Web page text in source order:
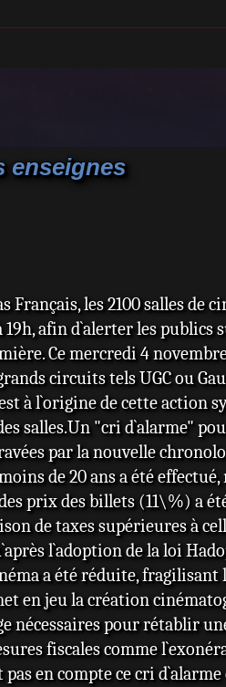
enseignes
les 2100 salles de
afin d`alerter les
Ce mercredi 4 novembre,
circuits tels UGC ou
à l`origine de cette
salles.Un "cri d`alarme"
par la nouvelle
de 20 ans a été
prix des billets (11\%) a
de taxes supérieures à
l`adoption de la loi
a été réduite,
en jeu la création
nécessaires pour rétablir
fiscales comme
en compte ce cri